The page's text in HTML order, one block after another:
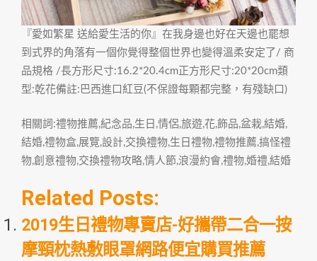
『愛如繁星 送給愛生活的你』在我身邊也好在天邊也罷想
到式界的角落有一個你覺得整個世界也變得溫柔安定了/ 商
品規格 /長方形尺寸:16.2*20.4cm正方形尺寸:20*20cm類
型:乾花備註:巴西進口紅豆(不保證每顆都完整，有殘缺口)
相關詞:禮物推薦,紀念品,生日,情侶,旅遊,花,飾品,盆栽,結婚,
結婚,禮物盒,展覽,設計,交換禮物,生日禮物,禮物推薦,搞怪禮
物,創意禮物,交換禮物攻略,情人節,浪漫約會,禮物,婚禮,結婚
Related Posts:
2019生日禮物專賣店-好攜帶二合一按
摩頸枕熱敷眼罩網路便宜購買推薦